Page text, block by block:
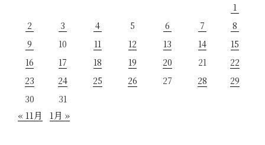
1
2
3 4 5 6 7
8
9
10 11 12 13 14
15
16
17 18 19 20 21
22
23
24 25 26 27 28
29
30
31
« 11月 1月 »